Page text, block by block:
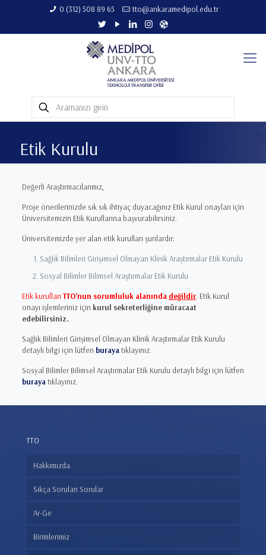
0 (312) 508 89 65​ tto@ankaramedipol.edu.tr
Etik Kurulu
Değerli Araştırmacılarımız,
Proje önerilerinizde sık sık ihtiyaç duyacağınız Etik Kurul onayları için
Üniversitemizin Etik Kurullarına başvurabilirsiniz.
Üniversitemizde yer alan etik kurulları şunlardır:
Sağlık Bilimleri Girişimsel Olmayan Klinik Araştırmalar Etik Kurulu
Sosyal Bilimler Bilimsel Araştırmalar Etik Kurulu
Etik kurullarıTTO’nun sorumluluk alanında değildir. Etik Kurul
onayı işlemleriniz için kurul sekreterliğine müracaat
edebilirsiniz.
Sağlık Bilimleri Girişimsel Olmayan Klinik Araştırmalar Etik Kurulu
detaylı bilgi için lütfen buraya tıklayınız.
Sosyal Bilimler Bilimsel Araştırmalar Etik Kurulu detaylı bilgi için lütfen
buraya tıklayınız.
TTO
Hakkımızda
Sıkça Sorulan Sorular
Ar-Ge
Birimlerimiz